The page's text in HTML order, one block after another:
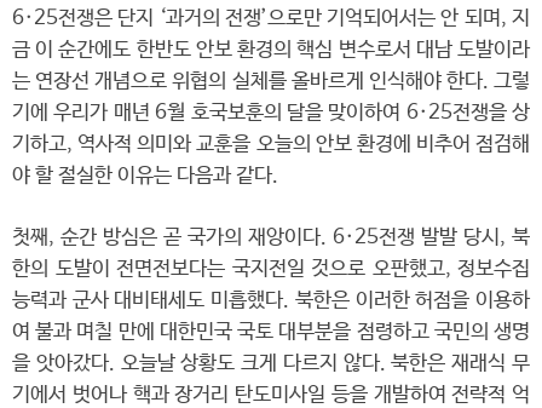
6·25전쟁은 단지 ‘과거의 전쟁’으로만 기억되어서는 안 되며, 지
금 이 순간에도 한반도 안보 환경의 핵심 변수로서 대남 도발이라
는 연장선 개념으로 위협의 실체를 올바르게 인식해야 한다. 그렇
기에 우리가 매년 6월 호국보훈의 달을 맞이하여 6·25전쟁을 상
기하고, 역사적 의미와 교훈을 오늘의 안보 환경에 비추어 점검해
야 할 절실한 이유는 다음과 같다.
첫째, 순간 방심은 곧 국가의 재앙이다. 6·25전쟁 발발 당시, 북
한의 도발이 전면전보다는 국지전일 것으로 오판했고, 정보수집
능력과 군사 대비태세도 미흡했다. 북한은 이러한 허점을 이용하
여 불과 며칠 만에 대한민국 국토 대부분을 점령하고 국민의 생명
을 앗아갔다. 오늘날 상황도 크게 다르지 않다. 북한은 재래식 무
기에서 벗어나 핵과 장거리 탄도미사일 등을 개발하여 전략적 억